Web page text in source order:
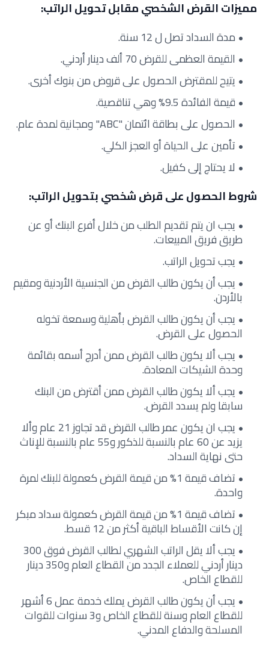
مميزات القرض الشخصي مقابل تحويل الراتب:
مدة السداد تصل ل 12 سنة.
القيمة العظمى للقرض 70 ألف دينار أردني.
يتيح للمقترض الحصول على قروض من بنوك أخرى.
قيمة الفائدة 9.5% وهي تناقصية.
الحصول على بطاقة ائتمان "ABC" ومجانية لمدة عام.
تأمين على الحياة أو العجز الكلي.
لا يحتاج إلى كفيل.
شروط الحصول على قرض شخصي بتحويل الراتب:
يجب ان يتم تقديم الطلب من خلال أفرع البنك أو عن
طريق فريق المبيعات.
يجب تحويل الراتب.
يجب أن يكون طالب القرض من الجنسية الأردنية ومقيم
بالأردن.
يجب أن يكون طالب القرض بأهلية وسمعة تخوله
الحصول على القرض.
يجب ألا يكون طالب القرض ممن أدرج أسمه بقائمة
وحدة الشيكات المعادة.
يجب ألا يكون طالب القرض ممن أقترض من البنك
سابقا ولم يسدد القرض.
يجب ان يكون عمر طالب القرض قد تجاوز 21 عام وألا
يزيد عن 60 عام بالنسبة للذكور و55 عام بالنسبة للإناث
حتى نهاية السداد.
تضاف قيمة 1% من قيمة القرض كعمولة للبنك لمرة
واحدة.
تضاف قيمة 1% من قيمة القرض كعمولة سداد مبكر
إن كانت الأقساط الباقية أكثر من 12 قسط.
يجب ألا يقل الراتب الشهري لطالب القرض فوق 300
دينار أردني للعملاء الجدد من القطاع العام و350 دينار
للقطاع الخاص.
يجب أن يكون طالب القرض يملك خدمة عمل 6 أشهر
للقطاع العام وسنة للقطاع الخاص و3 سنوات للقوات
المسلحة والدفاع المدني.